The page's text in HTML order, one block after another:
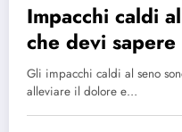
Impacchi caldi
che devi
immediato
Gli impacchi caldi al seno
alleviare il dolore e…